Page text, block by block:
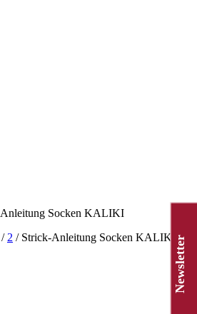
Socken KALIKI
/ 2 / Strick-Anleitung Socken KALIKI Newsletter